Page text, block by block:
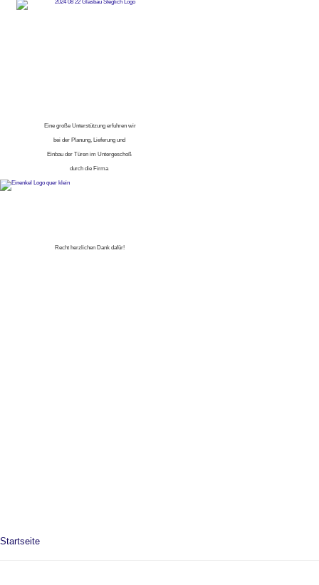
Eine große Unterstützung erfuhren wir
bei der Planung, Lieferung und
Einbau der Türen im Untergeschoß
durch die Firma
Recht herzlichen Dank dafür!
Startseite